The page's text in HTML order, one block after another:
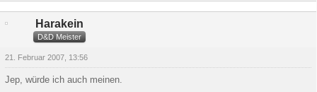
Harakein
D&D Meister
21. Februar 2007, 13:56
Jep, würde ich auch meinen.